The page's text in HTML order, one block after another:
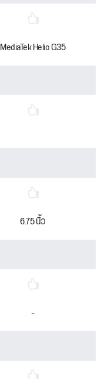
MediaTek Helio G35
6.75 นิ้ว
-